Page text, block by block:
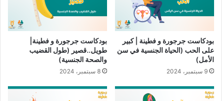
تويتر فيس بوك البريد الإلكتروني
WhatsApp
LinkedIn
بودكاست جرجورة و فطينة | كبير
على الحب (الحياة الجنسية في سن
الأمل)
9 سبتمبر، 2024
بودكاست جرجورة و فطينة|
طويل..قصير (طول القضيب
والصحة الجنسية)
8 سبتمبر، 2024